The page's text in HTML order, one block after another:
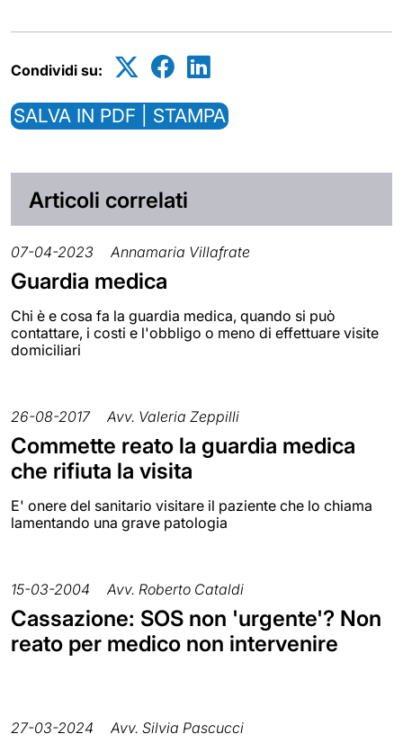
Condividi su:
SALVA IN PDF | STAMPA
Articoli correlati
07-04-2023 Annamaria Villafrate
Guardia medica
Chi è e cosa fa la guardia medica, quando si può
contattare, i costi e l'obbligo o meno di effettuare visite
domiciliari
26-08-2017 Avv. Valeria Zeppilli
Commette reato la guardia medica
che rifiuta la visita
E' onere del sanitario visitare il paziente che lo chiama
lamentando una grave patologia
15-03-2004 Avv. Roberto Cataldi
Cassazione: SOS non 'urgente'? Non
reato per medico non intervenire
27-03-2024 Avv. Silvia Pascucci